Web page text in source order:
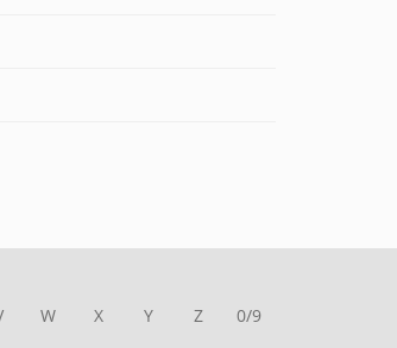
W X Y Z 0/9